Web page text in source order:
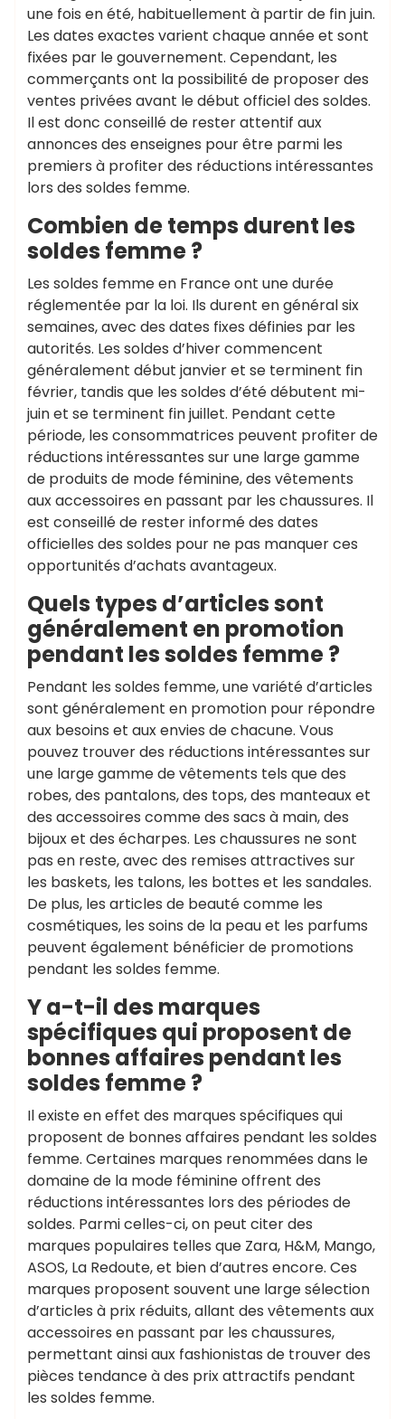
une fois en été, habituellement à partir de fin juin.
Les dates exactes varient chaque année et sont
fixées par le gouvernement. Cependant, les
commerçants ont la possibilité de proposer des
ventes privées avant le début officiel des soldes.
Il est donc conseillé de rester attentif aux
annonces des enseignes pour être parmi les
premiers à profiter des réductions intéressantes
lors des soldes femme.
Combien de temps durent les
soldes femme ?
Les soldes femme en France ont une durée
réglementée par la loi. Ils durent en général six
semaines, avec des dates fixes définies par les
autorités. Les soldes d’hiver commencent
généralement début janvier et se terminent fin
février, tandis que les soldes d’été débutent mi-
juin et se terminent fin juillet. Pendant cette
période, les consommatrices peuvent profiter de
réductions intéressantes sur une large gamme
de produits de mode féminine, des vêtements
aux accessoires en passant par les chaussures. Il
est conseillé de rester informé des dates
officielles des soldes pour ne pas manquer ces
opportunités d’achats avantageux.
Quels types d’articles sont
généralement en promotion
pendant les soldes femme ?
Pendant les soldes femme, une variété d’articles
sont généralement en promotion pour répondre
aux besoins et aux envies de chacune. Vous
pouvez trouver des réductions intéressantes sur
une large gamme de vêtements tels que des
robes, des pantalons, des tops, des manteaux et
des accessoires comme des sacs à main, des
bijoux et des écharpes. Les chaussures ne sont
pas en reste, avec des remises attractives sur
les baskets, les talons, les bottes et les sandales.
De plus, les articles de beauté comme les
cosmétiques, les soins de la peau et les parfums
peuvent également bénéficier de promotions
pendant les soldes femme.
Y a-t-il des marques
spécifiques qui proposent de
bonnes affaires pendant les
soldes femme ?
Il existe en effet des marques spécifiques qui
proposent de bonnes affaires pendant les soldes
femme. Certaines marques renommées dans le
domaine de la mode féminine offrent des
réductions intéressantes lors des périodes de
soldes. Parmi celles-ci, on peut citer des
marques populaires telles que Zara, H&M, Mango,
ASOS, La Redoute, et bien d’autres encore. Ces
marques proposent souvent une large sélection
d’articles à prix réduits, allant des vêtements aux
accessoires en passant par les chaussures,
permettant ainsi aux fashionistas de trouver des
pièces tendance à des prix attractifs pendant
les soldes femme.